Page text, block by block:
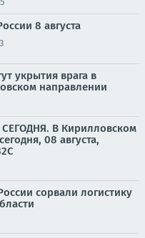
8 августа
укрытия врага в
направлении
В Кирилловском
08 августа,
сорвали логистику